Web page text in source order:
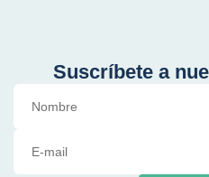
Suscríbete a